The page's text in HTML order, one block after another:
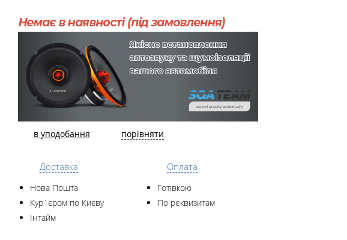
в уподобання порівняти
Доставка
Нова Пошта
Кур`єром по Києву
Інтайм
Оплата
Готівкою
По реквизитам